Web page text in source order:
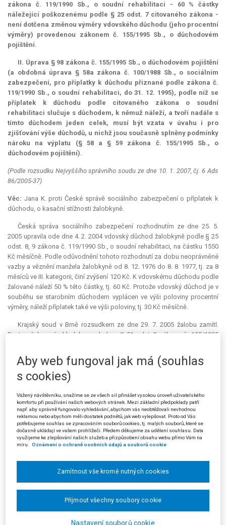
zákona č. 119/1990 Sb., o soudní rehabilitaci - 60 % částky
náležející poškozenému podle § 25 odst. 7 citovaného zákona -
není dotčena změnou výměry vdovského důchodu (jeho procentní
výměry) provedenou zákonem č. 155/1995 Sb., o důchodovém
pojištění.
II. Úprava § 98 zákona č. 155/1995 Sb., o důchodovém pojištění
(a obdobná úprava § 58a zákona č. 100/1988 Sb., o sociálním
zabezpečení, pro příplatky k důchodu přiznané podle zákona č.
119/1990 Sb., o soudní rehabilitaci, do 31. 12. 1995), podle níž se
příplatek k důchodu podle citovaného zákona o soudní
rehabilitaci slučuje s důchodem, k němuž náleží, a tvoří nadále s
tímto důchodem jeden celek, musí být vzata v úvahu i pro
zjišťování výše důchodů, u nichž jsou současně splněny podmínky
nároku na výplatu (§ 58 a § 59 zákona č. 155/1995 Sb., o
důchodovém pojištění).
(Podle rozsudku Nejvyššího správního soudu ze dne 10. 1. 2007, čj. 6 Ads
86/2005-37)
Věc: Jana K. proti České správě sociálního zabezpečení o příplatek k
důchodu, o kasační stížnosti žalobkyně.
Česká správa sociálního zabezpečení rozhodnutím ze dne 25. 5.
2005 upravila ode dne 4. 2. 2004 vdovský důchod žalobkyně podle § 25
odst. 8, 9 zákona č. 119/1990 Sb., o soudní rehabilitaci, na částku 1550
Kč měsíčně. Podle odůvodnění tohoto rozhodnutí za dobu neoprávněné
vazby a věznění manžela žalobkyně od 8. 12. 1976 do 8. 8. 1977, tj. za 8
měsíců ve III. kategorii, činí zvýšení 120 Kč. K vdovskému důchodu podle
žalované náleží 50 % této částky, tj. 60 Kč. Protože vdovský důchod je v
souběhu se starobním důchodem vyplácen ve výši poloviny procentní
výměry, náleží příplatek také ve výši poloviny, tj. 30 Kč měsíčně.
Krajský soud v Brně rozsudkem ze dne 29. 7. 2005 žalobu zamítl.
Postup žalované shledal v souladu s § 51 odst. 2 zákona č. 155/1995
vdovského důchodu činí 50 %, a proto pokud by zemřelému manželu
žalobkyně náležel za osm měsíců neoprávněné vazby a věznění
příplatek 120 Kč (8 x 15), pak tento příplatek měl podle soudu k
vdovskému důchodu činit 60 Kč a žalobkyni jako poživatelce starobního
důchodu se vyplácí polovina procentní výměry vdovského důchodu, což
v případě příplatku činí 30 Kč (§ 59 zákona č. 155/1995 Sb., o
důchodovém pojištění).
Žalobkyně (stěžovatelka) napadla rozhodnutí krajského soudu
kasační stížností, v níž uváděla, že předmětem sporu je výpočet příplatku
po dobu 8 měsíců, a tak by mu podle § 25 odst. 7 zákona č. 119/1990
Sb. náležel příplatek k důchodu ve výši 120 Kč (8 x 15) měsíčně.
Stěžovatelka měla za to, že jí náleží k jejímu vdovskému důchodu
další krácení této částky neshledala stěžovatelka v zákoně č. 119/1990
Sb. oporu a pro toto krácení nelze podle jejího názoru používat obecné
Aby web fungoval jak má (souhlas
s cookies)
Vážený návštěvníku, snažíme se ze všech sil přinášet vysokou úroveň uživatelského
komfortu při používání našich webových stránek. Mezi základní předpoklady patří
např. aby správně fungovalo vyhledávání, abychom vás neobtěžovali nevhodnou
reklamou nebo abychom měli dostatek podnětů, jak web vylepšovat. Proto od Vás
potřebujeme souhlas se zpracováním souborů cookies, tj. malých souborů, které se
dočasně ukládají ve vašem prohlížeči. Předem děkujeme za udělení souhlasu. Data
využijeme ke zlepšování našich služeb a přizpůsobení obsahu webu přímo Vám na
míru.
Oznámení o ochraně osobních údajů a souborů cookie
Nastavení souborů cookie
Zamítnout vše kromě nutných cookies
Přijmout všechny soubory cookie